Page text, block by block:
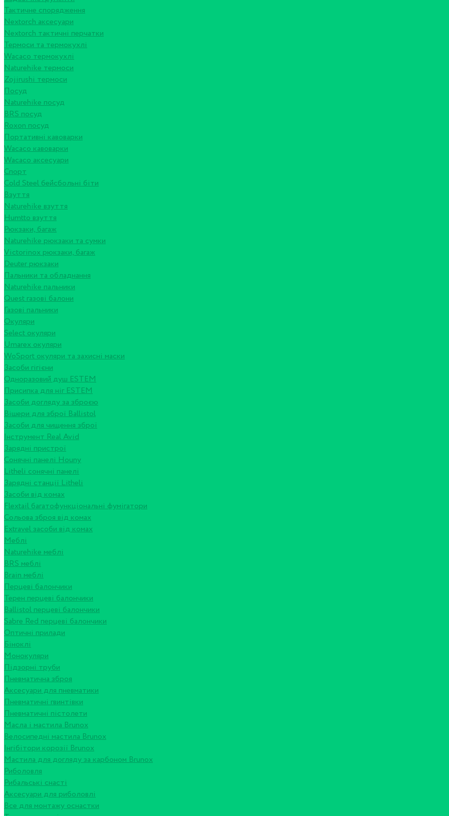
Тактичне спорядження
Nextorch аксесуари
Nextorch тактичні перчатки
Термоси та термокухлі
Wacaco термокухлі
Naturehike термоси
Zojirushi термоси
Посуд
Naturehike посуд
BRS посуд
Roxon посуд
Портативні кавоварки
Wacaco кавоварки
Wacaco аксесуари
Спорт
Cold Steel бейсбольні біти
Взуття
Naturehike взуття
Humtto взуття
Рюкзаки, багаж
Naturehike рюкзаки та сумки
Victorinox рюкзаки, багаж
Deuter рюкзаки
Пальники та обладнання
Naturehike пальники
Quest газові балони
Газові пальники
Окуляри
Select окуляри
Umarex окуляри
WoSport окуляри та захисні маски
Засоби гігієни
Одноразовий душ ESTEM
Присипка для ніг ESTEM
Засоби догляду за зброєю
Вішери для зброї Ballistol
Засоби для чищення зброї
Інструмент Real Avid
Зарядні пристрої
Сонячні панелі Houny
Litheli сонячні панелі
Зарядні станції Litheli
Засоби від комах
Flextail багатофункціональні фумігатори
Сольова зброя від комах
Extravel засоби від комах
Меблі
Naturehike меблі
BRS меблі
Brain меблі
Перцеві балончики
Терен перцеві балончики
Ballistol перцеві балончики
Sabre Red перцеві балончики
Оптичні прилади
Біноклі
Монокуляри
Підзорні труби
Пневматична зброя
Аксесуари для пневматики
Пневматичні гвинтівки
Пневматичні пістолети
Масла і мастила Brunox
Велосипедні мастила Brunox
Інгібітори корозії Brunox
Мастила для догляду за карбоном Brunox
Риболовля
Рибальські снасті
Аксесуари для риболовлі
Все для монтажу оснастки